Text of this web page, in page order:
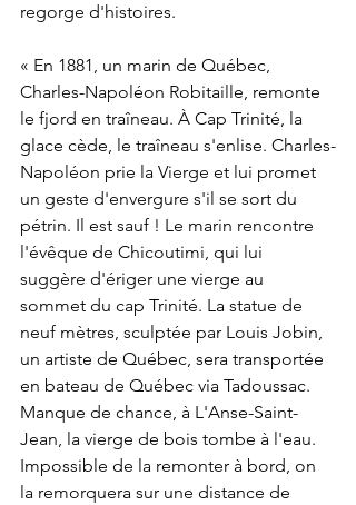
regorge d'histoires.
« En 1881, un marin de Québec,
Charles-Napoléon Robitaille, remonte
le fjord en traîneau. À Cap Trinité, la
glace cède, le traîneau s'enlise. Charles-
Napoléon prie la Vierge et lui promet
un geste d'envergure s'il se sort du
pétrin. Il est sauf ! Le marin rencontre
l'évêque de Chicoutimi, qui lui
suggère d'ériger une vierge au
sommet du cap Trinité. La statue de
neuf mètres, sculptée par Louis Jobin,
un artiste de Québec, sera transportée
en bateau de Québec via Tadoussac.
Manque de chance, à L'Anse-Saint-
Jean, la vierge de bois tombe à l'eau.
Impossible de la remonter à bord, on
la remorquera sur une distance de